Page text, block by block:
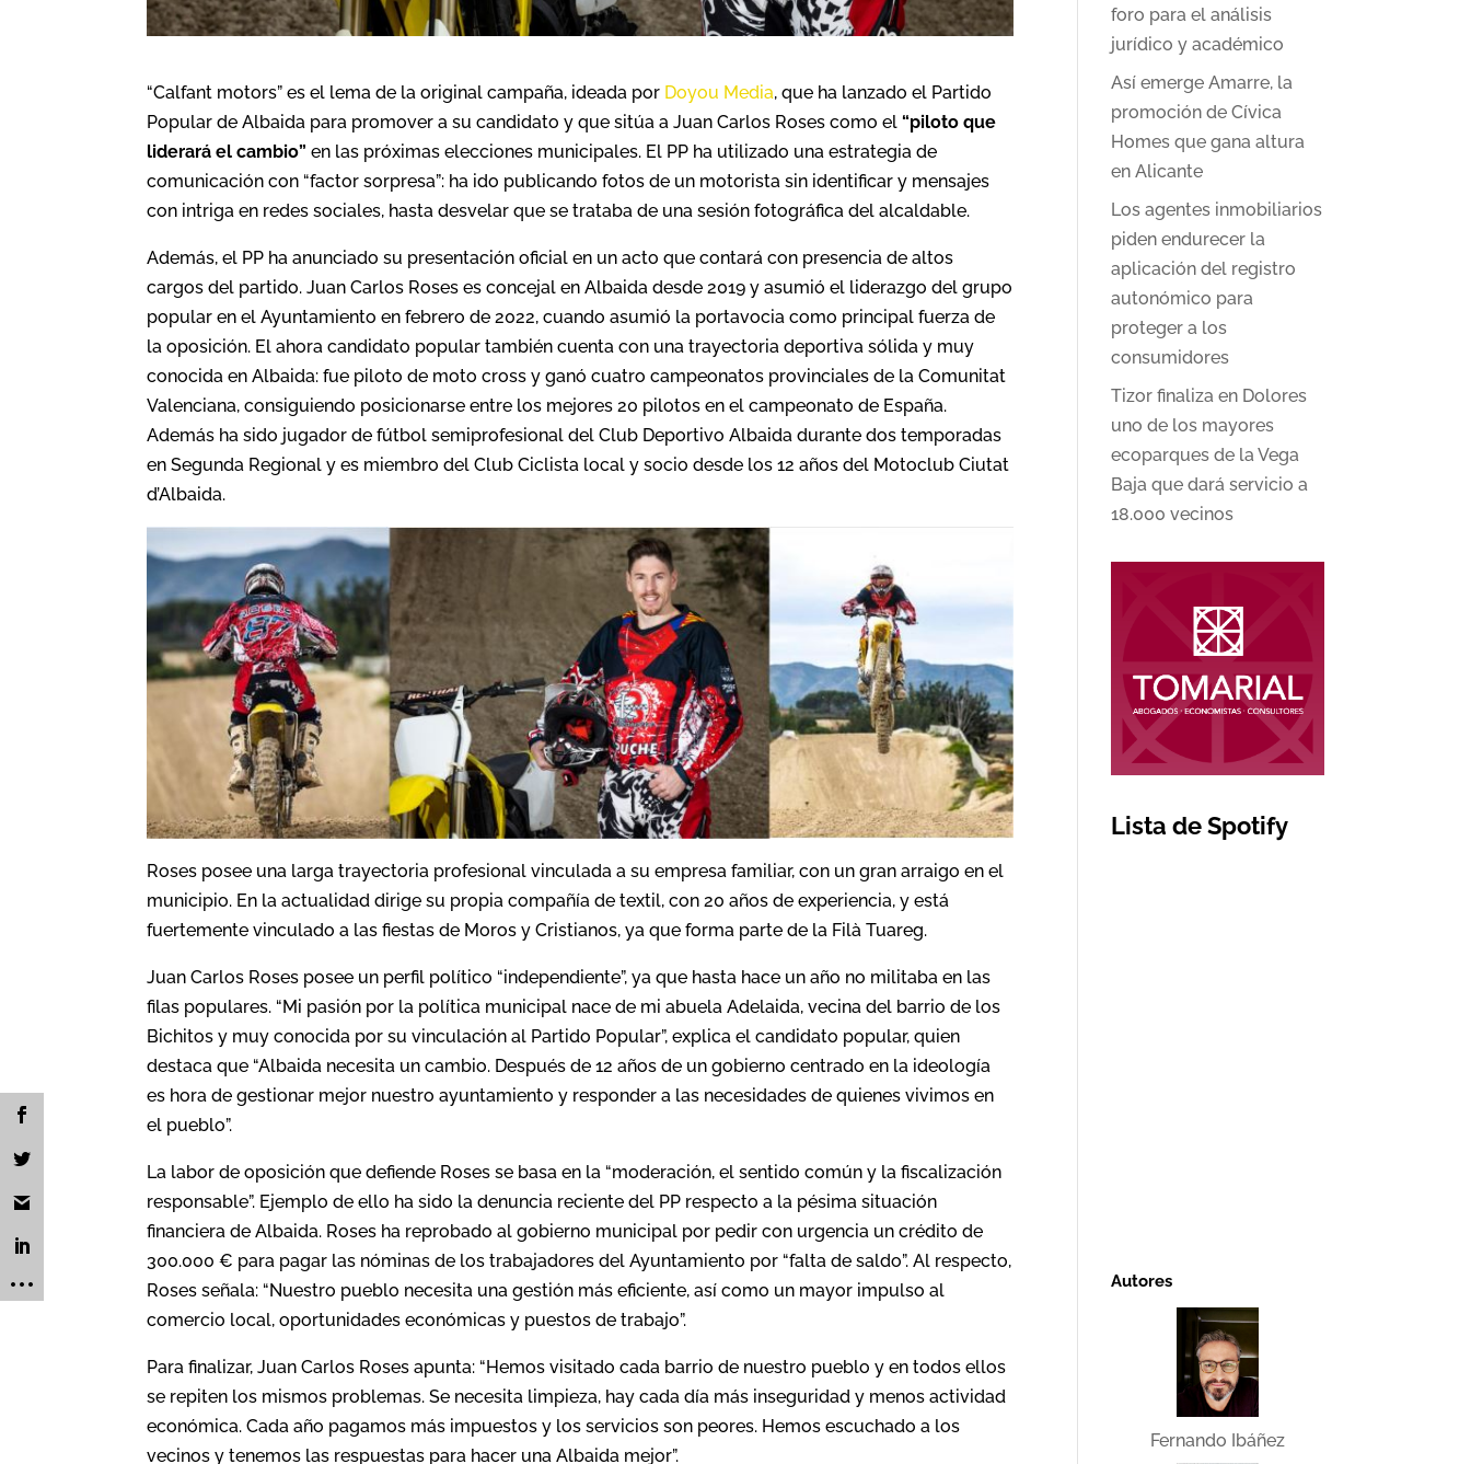
“Calfant motors” es el lema de la original campaña, ideada por Doyou Media, que ha lanzado el Partido
Popular de Albaida para promover a su candidato y que sitúa a Juan Carlos Roses como el“piloto que
liderará el cambio” en las próximas elecciones municipales. El PP ha utilizado una estrategia de
comunicación con “factor sorpresa”: ha ido publicando fotos de un motorista sin identificar y mensajes
con intriga en redes sociales, hasta desvelar que se trataba de una sesión fotográfica del alcaldable.
Además, el PP ha anunciado su presentación oficial en un acto que contará con presencia de altos
cargos del partido. Juan Carlos Roses es concejal en Albaida desde 2019 y asumió el liderazgo del grupo
popular en el Ayuntamiento en febrero de 2022, cuando asumió la portavocia como principal fuerza de
la oposición. El ahora candidato popular también cuenta con una trayectoria deportiva sólida y muy
conocida en Albaida: fue piloto de moto cross y ganó cuatro campeonatos provinciales de la Comunitat
Valenciana, consiguiendo posicionarse entre los mejores 20 pilotos en el campeonato de España.
Además ha sido jugador de fútbol semiprofesional del Club Deportivo Albaida durante dos temporadas
en Segunda Regional y es miembro del Club Ciclista local y socio desde los 12 años del Motoclub Ciutat
d’Albaida.
Roses posee una larga trayectoria profesional vinculada a su empresa familiar, con un gran arraigo en el
municipio. En la actualidad dirige su propia compañía de textil, con 20 años de experiencia, y está
fuertemente vinculado a las fiestas de Moros y Cristianos, ya que forma parte de la Filà Tuareg.
Juan Carlos Roses posee un perfil político “independiente”, ya que hasta hace un año no militaba en las
filas populares. “Mi pasión por la política municipal nace de mi abuela Adelaida, vecina del barrio de los
Bichitos y muy conocida por su vinculación al Partido Popular”, explica el candidato popular, quien
destaca que “Albaida necesita un cambio. Después de 12 años de un gobierno centrado en la ideología
es hora de gestionar mejor nuestro ayuntamiento y responder a las necesidades de quienes vivimos en
el pueblo”.
La labor de oposición que defiende Roses se basa en la “moderación, el sentido común y la fiscalización
responsable”. Ejemplo de ello ha sido la denuncia reciente del PP respecto a la pésima situación
financiera de Albaida. Roses ha reprobado al gobierno municipal por pedir con urgencia un crédito de
300.000 € para pagar las nóminas de los trabajadores del Ayuntamiento por “falta de saldo”. Al respecto,
Roses señala: “Nuestro pueblo necesita una gestión más eficiente, así como un mayor impulso al
comercio local, oportunidades económicas y puestos de trabajo”.
Para finalizar, Juan Carlos Roses apunta: “Hemos visitado cada barrio de nuestro pueblo y en todos ellos
se repiten los mismos problemas. Se necesita limpieza, hay cada día más inseguridad y menos actividad
económica. Cada año pagamos más impuestos y los servicios son peores. Hemos escuchado a los
vecinos y tenemos las respuestas para hacer una Albaida mejor”.
foro para el análisis
jurídico y académico
Así emerge Amarre, la
promoción de Cívica
Homes que gana altura
en Alicante
Los agentes inmobiliarios
piden endurecer la
aplicación del registro
autonómico para
proteger a los
consumidores
Tizor finaliza en Dolores
uno de los mayores
ecoparques de la Vega
Baja que dará servicio a
18.000 vecinos
Lista de Spotify
Autores
Fernando Ibáñez